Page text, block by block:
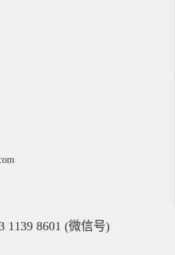
1139 8601 (微信号)